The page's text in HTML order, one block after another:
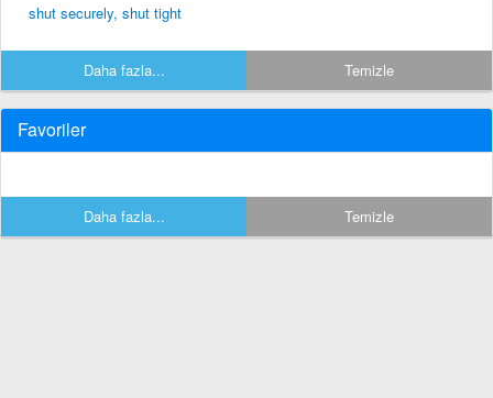
shut securely, shut tight
Daha fazla... Temizle
Favoriler
Daha fazla... Temizle